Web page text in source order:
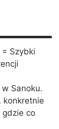
= Szybki
Sanoku.
konkretnie
gdzie co